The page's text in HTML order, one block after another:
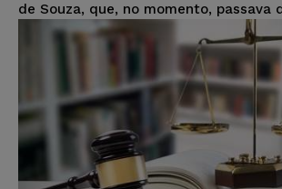
de Souza, que, no momento, passava